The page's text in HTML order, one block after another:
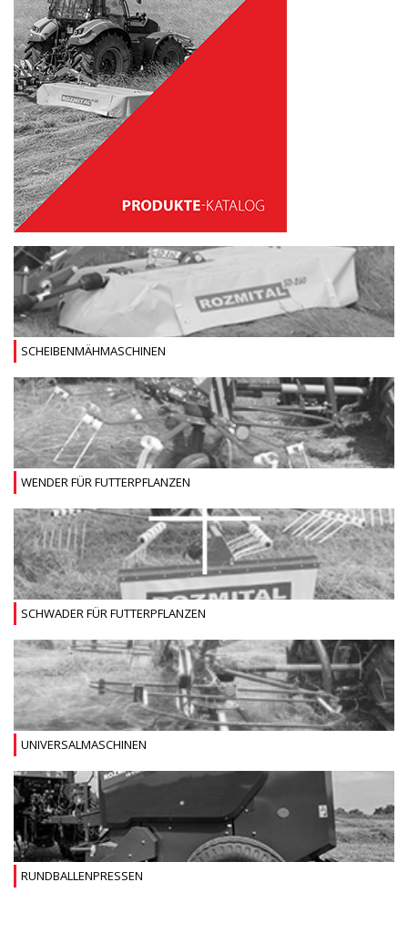
SCHEIBENMÄHMASCHINEN
WENDER FÜR FUTTERPFLANZEN
SCHWADER FÜR FUTTERPFLANZEN
UNIVERSALMASCHINEN
RUNDBALLENPRESSEN